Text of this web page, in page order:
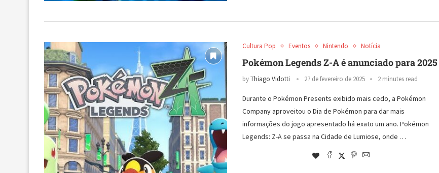
Cultura Pop Eventos Nintendo Notícia
Pokémon Legends Z-A é anunciado para 2025
byThiago Vidotti 27 de fevereiro de 2025 2 minutes read
Durante o Pokémon Presents exibido mais cedo, a Pokémon
Company aproveitou o Dia de Pokémon para dar mais
informações do jogo apresentado há exato um ano. Pokémon
Legends: Z-A se passa na Cidade de Lumiose, onde …